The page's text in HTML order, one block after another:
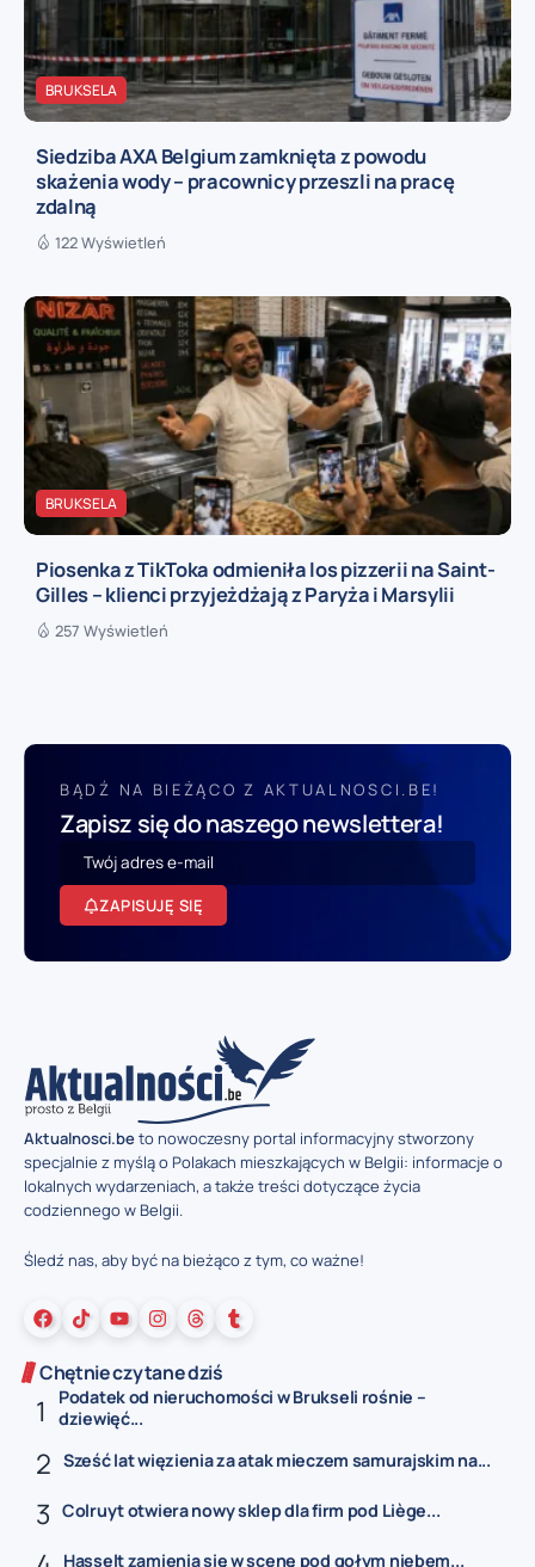
BRUKSELA
Siedziba AXA Belgium zamknięta z powodu
skażenia wody – pracownicy przeszli na pracę
zdalną
122 Wyświetleń
BRUKSELA
Piosenka z TikToka odmieniła los pizzerii na Saint-
Gilles – klienci przyjeżdżają z Paryża i Marsylii
257 Wyświetleń
BĄDŹ NA BIEŻĄCO Z AKTUALNOSCI.BE!
Zapisz się do naszego newslettera!
ZAPISUJĘ SIĘ
Aktualnosci.beto nowoczesny portal informacyjny stworzony
specjalnie z myślą o Polakach mieszkających w Belgii: informacje o
lokalnych wydarzeniach, a także treści dotyczące życia
codziennego w Belgii.
Śledź nas, aby być na bieżąco z tym, co ważne!
Chętnie czytane dziś
Podatek od nieruchomości w Brukseli rośnie –
dziewięć...
Sześć lat więzienia za atak mieczem samurajskim na...
Colruyt otwiera nowy sklep dla firm pod Liège...
Hasselt zamienia się w scenę pod gołym niebem...